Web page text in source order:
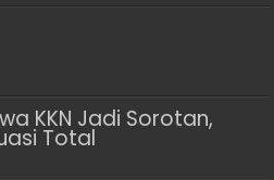
KKN Jadi Sorotan,
Total